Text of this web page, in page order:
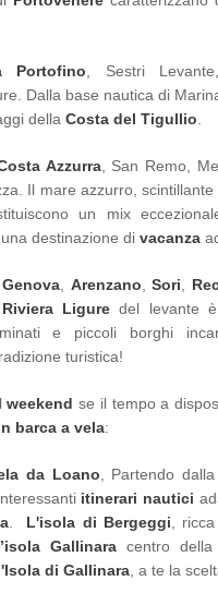
Portofino , Sestri
Dalla base nautica di
della Costa del Tigullio
Azzurra, San Remo,
Il mare azzurro,
un mix
una destinazione di vacanza
, Arenzano ,Sori
Riviera Ligure del levante
e piccoli borghi
turistica!
weekend se il tempo a
barca a vela:
da Loano , Partendo dalla
itinerari nautici
L'isola di Bergeggi ,
Gallinara centro della
di Gallinara , a te la